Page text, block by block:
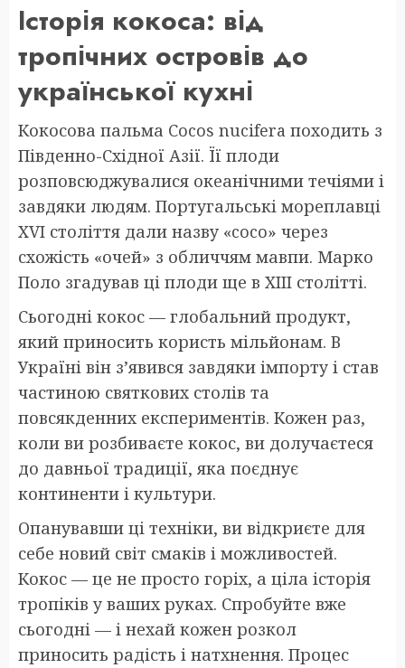
Історія кокоса: від
тропічних островів до
української кухні
Кокосова пальма Cocos nucifera походить з
Південно-Східної Азії. Її плоди
розповсюджувалися океанічними течіями і
завдяки людям. Португальські мореплавці
XVI століття дали назву «coco» через
схожість «очей» з обличчям мавпи. Марко
Поло згадував ці плоди ще в XIII столітті.
Сьогодні кокос — глобальний продукт,
який приносить користь мільйонам. В
Україні він з’явився завдяки імпорту і став
частиною святкових столів та
повсякденних експериментів. Кожен раз,
коли ви розбиваєте кокос, ви долучаєтеся
до давньої традиції, яка поєднує
континенти і культури.
Опанувавши ці техніки, ви відкриєте для
себе новий світ смаків і можливостей.
Кокос — це не просто горіх, а ціла історія
тропіків у ваших руках. Спробуйте вже
сьогодні — і нехай кожен розкол
приносить радість і натхнення. Процес